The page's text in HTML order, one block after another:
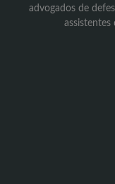
advogados de
assistentes